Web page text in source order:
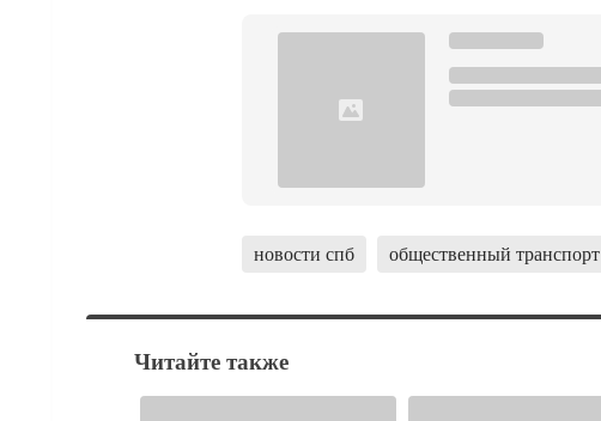
новости спб общественный транспорт
Читайте также